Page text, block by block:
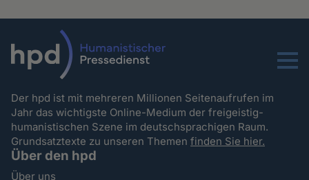
Menu
Der hpd ist mit mehreren Millionen Seitenaufrufen im
Jahr das wichtigste Online-Medium der freigeistig-
humanistischen Szene im deutschsprachigen Raum.
Grundsatztexte zu unseren Themenfinden Sie hier.
Über den hpd
Über uns